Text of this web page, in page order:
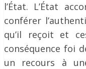
l’État. L’État
conférer
qu’il reçoit et
conséquence foi
un recours à